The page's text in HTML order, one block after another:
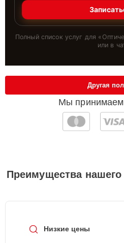
Полный список услуг для «
или в
Мы принимаем
Другая
Преимущества нашего
Низкие цены